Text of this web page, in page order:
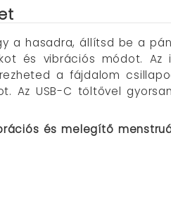
a hasadra, állítsd be a
és vibrációs módot. Az
a fájdalom
Az USB-C töltővel
és melegítő